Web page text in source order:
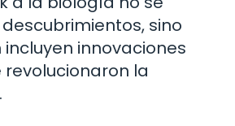
sino
innovaciones
la